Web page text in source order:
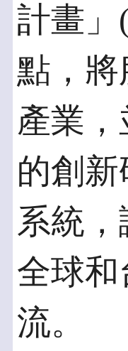
計畫」
點，將
產業
的創
系統
全球
流。